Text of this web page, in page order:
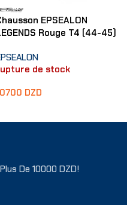
EPSEALON
Rouge T4 (44-45)
de stock
DZD
De 10000 DZD!